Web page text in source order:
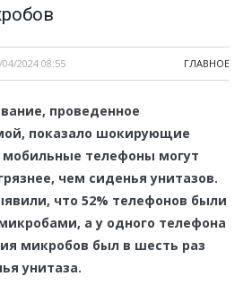
04/2024 08:55 ГЛАВНОЕ
проведенное
показало шокирующие
телефоны могут
чем сиденья унитазов.
что 52% телефонов были
а у одного телефона
микробов был в шесть раз
унитаза.